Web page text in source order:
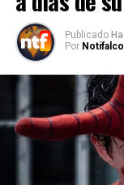
Publicado
Por